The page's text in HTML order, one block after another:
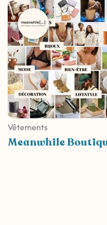
Vêtements
Meanwhile